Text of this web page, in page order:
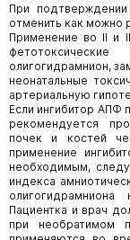
При
отменить как можно
Применение во II и
олигогидрамнион,
неонатальные
артериальную
Если ингибитор АПФ
рекомендуется
почек и костей
применение
необходимым,
индекса
Пациентка и врач
при необратимом